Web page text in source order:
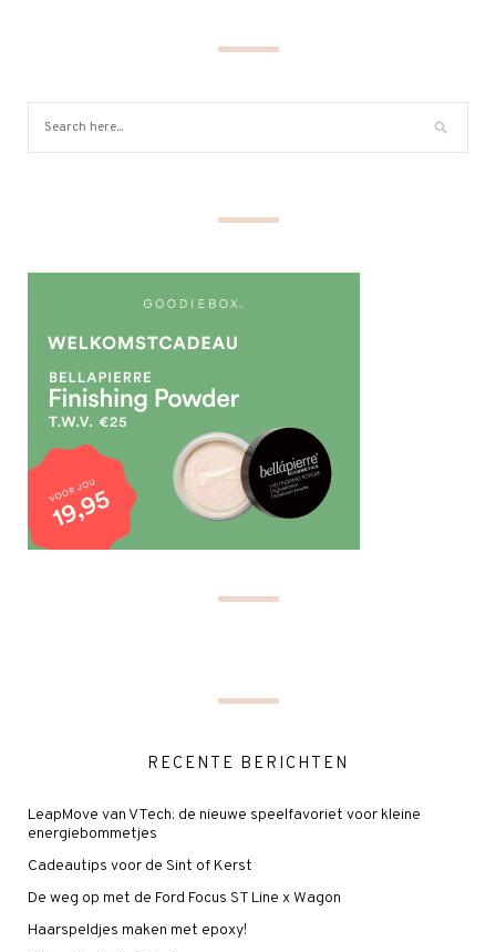
RECENTE BERICHTEN
LeapMove van VTech: de nieuwe speelfavoriet voor kleine
energiebommetjes
Cadeautips voor de Sint of Kerst
De weg op met de Ford Focus ST Line x Wagon
Haarspeldjes maken met epoxy!